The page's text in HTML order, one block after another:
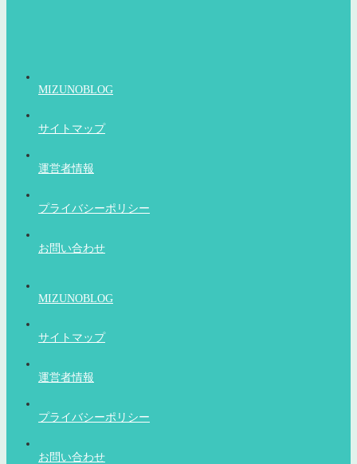
MIZUNOBLOG
サイトマップ
運営者情報
プライバシーポリシー
お問い合わせ
MIZUNOBLOG
サイトマップ
運営者情報
プライバシーポリシー
お問い合わせ